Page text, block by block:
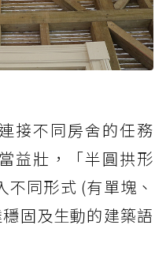
接不同房舍的任務
益壯，「半圓拱形
同形式 (有單塊、
固及生動的建築語